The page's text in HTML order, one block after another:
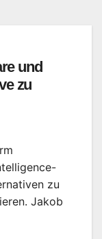
und
zu
zu
Jakob